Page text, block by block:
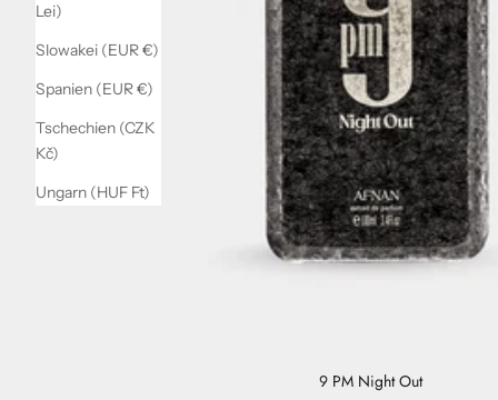
Lei)
Slowakei (EUR €)
Spanien (EUR €)
Tschechien (CZK
Kč)
Ungarn (HUF Ft)
9 PM Night Out